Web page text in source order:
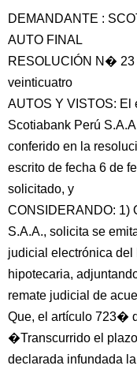
DEMANDANTE :
AUTO FINAL
RESOLUCIÓN N� 23
veinticuatro
AUTOS Y VISTOS: El
Scotiabank Perú
conferido en la
escrito de fecha 6 de
solicitado, y
CONSIDERANDO: 1)
S.A.A., solicita se
judicial electrónica del
hipotecaria,
remate judicial de
Que, el artículo 723�
�Transcurrido el
declarada infundada